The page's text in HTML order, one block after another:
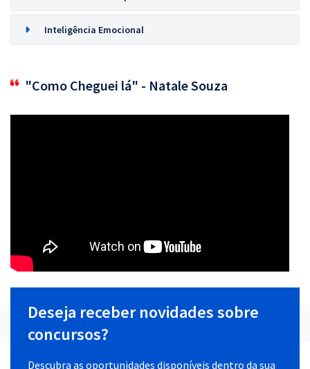
Inteligência Emocional
"Como Cheguei lá" - Natale Souza
Deseja receber novidades sobre
concursos?
Descubra as oportunidades disponíveis dentro da sua